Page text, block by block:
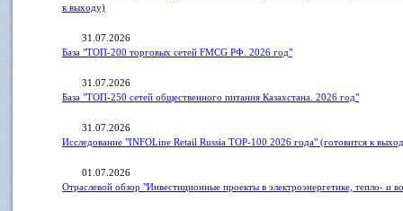
к выходу)
31.07.2026
База "ТОП-200 торговых сетей FMCG РФ. 2026 год"
31.07.2026
База "ТОП-250 сетей общественного питания Казахстана. 2026 год"
31.07.2026
Исследование "INFOLine Retail Russia ТOP-100 2026 года" (готовится к
01.07.2026
Отраслевой обзор "Инвестиционные проекты в электроэнергетике, тепло-